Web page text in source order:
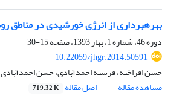
بهره‎برداری از انرژی خورشیدی در مناطق روستایی(مطالعۀ موردی: دهستان عشق‎آباد، شهرستان نیشابور)
دوره 46، شماره 1، بهار 1393، صفحه
15-30
10.22059/jhgr.2014.50591
حسن افراخته، فرشته احمدآبادی، حسن احمدآبادی
مشاهده مقاله
اصل مقاله 719.32 K